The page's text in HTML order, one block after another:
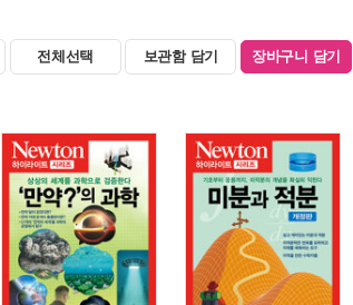
전체선택 보관함 담기 장바구니 담기